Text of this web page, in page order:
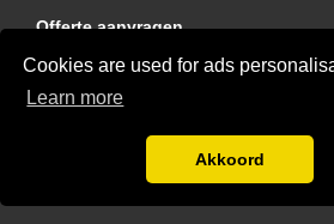
Cookies are used for ads
Learn more
Akkoord
Offerte aanvragen
Linkjes
Kennisbank